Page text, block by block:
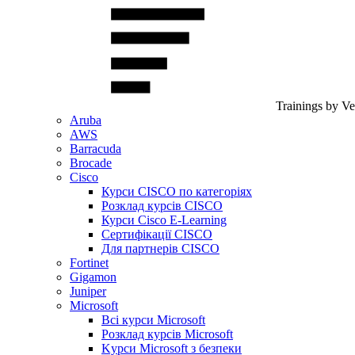
Trainings by
Aruba
AWS
Barracuda
Brocade
Cisco
Курси CISCO по категоріях
Розклад курсів CISCO
Курси Cisco E-Learning
Сертифікації CISCO
Для партнерів CISCO
Fortinet
Gigamon
Juniper
Microsoft
Всі курси Microsoft
Розклад курсів Microsoft
Kyрси Microsoft з безпеки